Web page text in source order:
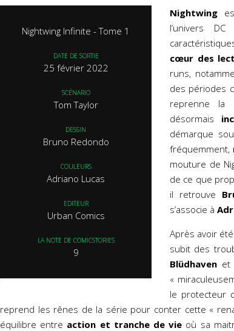
Nightwing Infinite - Tome 1
DATE DE SORTIE
25 février 2022
SCÉNARIO
Tom Taylor
DESSIN
Bruno Redondo
COULEURS
Adriano Lucas
EDITEUR
Urban Comics
LA NOTE DE COMICSTORIES
9
Nightwing
l’univers
cœur des
runs,
des périodes
reprenne la
désormais
démarque
fréquemment,
mouture de
de ce que
il retrouve
s’associe à
Après avoir
subit des
Blüdhaven et
«
le protecteur
reprend les rênes de la série pour conter cette «
équilibre entre action et tranche de vie où sa